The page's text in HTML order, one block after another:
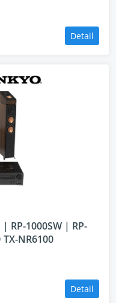
basy
kalibrací
výrobcem
Detail
RP-1000SW | RP-
NR6100
Detail